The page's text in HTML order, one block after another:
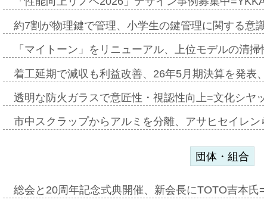
約7割が物理鍵で管理、小学生の鍵管理に関する意
「マイトーン」をリニューアル、上位モデルの清
着工延期で減収も利益改善、26年5月期決算を発表
透明な防火ガラスで意匠性・視認性向上=文化シヤ
市中スクラップからアルミを分離、アサヒセイレ
団体・組合
総会と20周年記念式典開催、新会長にTOTO吉本氏